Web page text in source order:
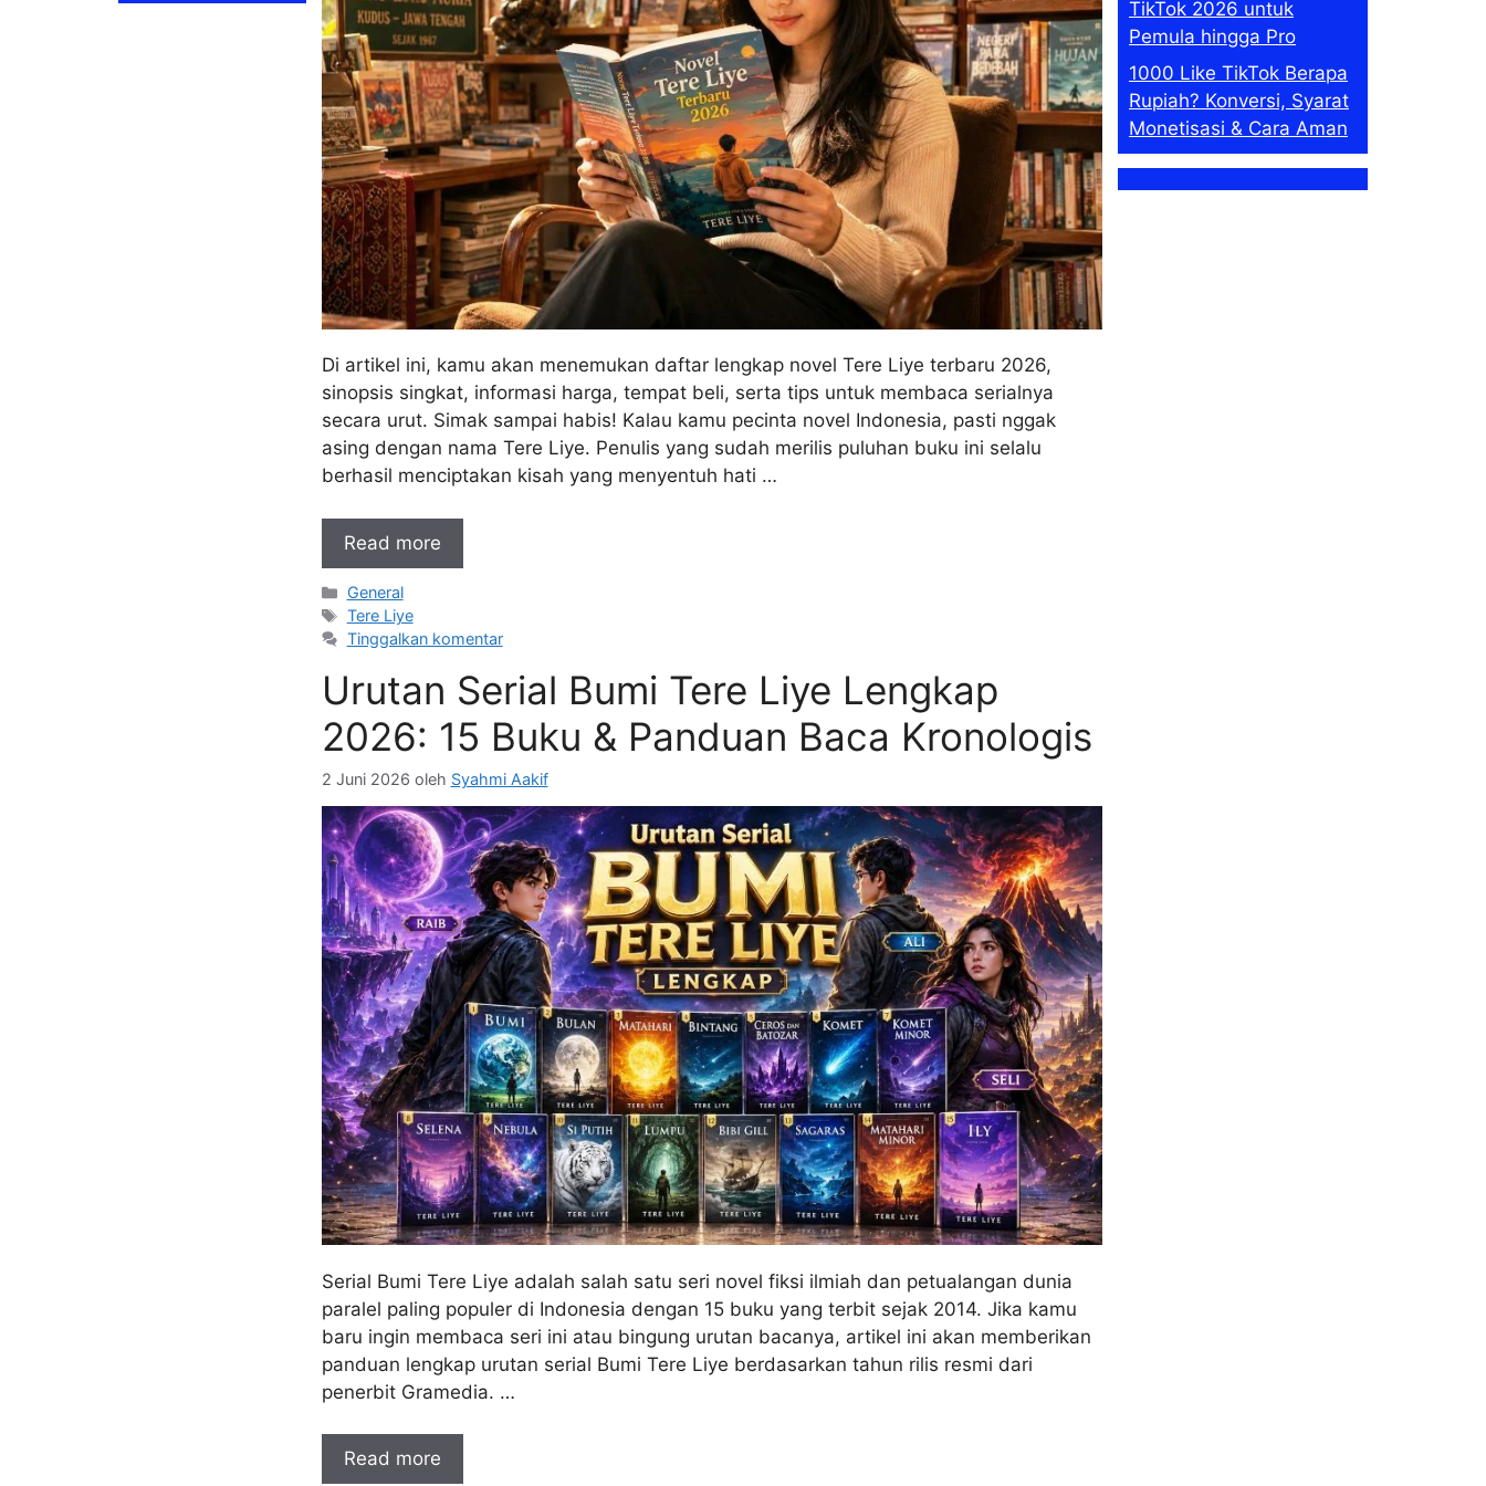
Di artikel ini, kamu akan menemukan daftar lengkap novel Tere Liye terbaru 2026,
sinopsis singkat, informasi harga, tempat beli, serta tips untuk membaca serialnya
secara urut. Simak sampai habis! Kalau kamu pecinta novel Indonesia, pasti nggak
asing dengan nama Tere Liye. Penulis yang sudah merilis puluhan buku ini selalu
berhasil menciptakan kisah yang menyentuh hati …
Read more
Kategori
General
Tag
Tere Liye
Tinggalkan komentar
Urutan Serial Bumi Tere Liye Lengkap
2026: 15 Buku & Panduan Baca Kronologis
2 Juni 2026 oleh Syahmi Aakif
Serial Bumi Tere Liye adalah salah satu seri novel fiksi ilmiah dan petualangan dunia
paralel paling populer di Indonesia dengan 15 buku yang terbit sejak 2014. Jika kamu
baru ingin membaca seri ini atau bingung urutan bacanya, artikel ini akan memberikan
panduan lengkap urutan serial Bumi Tere Liye berdasarkan tahun rilis resmi dari
penerbit Gramedia. …
Read more
TikTok 2026 untuk
Pemula hingga Pro
1000 Like TikTok Berapa
Rupiah? Konversi, Syarat
Monetisasi & Cara Aman